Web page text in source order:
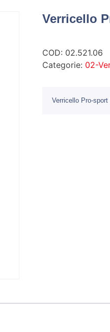
Verricello
COD: 02.521.06
Categorie: 02-
Verricello Pro-